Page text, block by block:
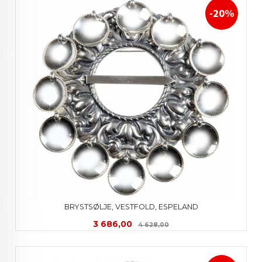
BRYSTSØLJE, VESTFOLD, ESPELAND
Tilbud
3 686,00 4 628,00Rabatt
-20%